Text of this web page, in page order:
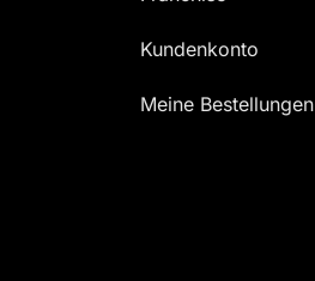
Kundenkonto
Meine Bestellungen